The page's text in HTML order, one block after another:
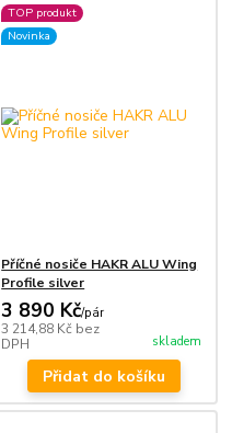
TOP produkt
Novinka
Příčné nosiče HAKR ALU Wing
Profile silver
3 890 Kč/pár
3 214,88 Kč bez
DPH
skladem
Přidat do košíku